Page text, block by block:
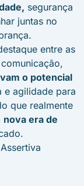
segurança
juntas no
entre as
o potencial
e agilidade para
que realmente
nova era de